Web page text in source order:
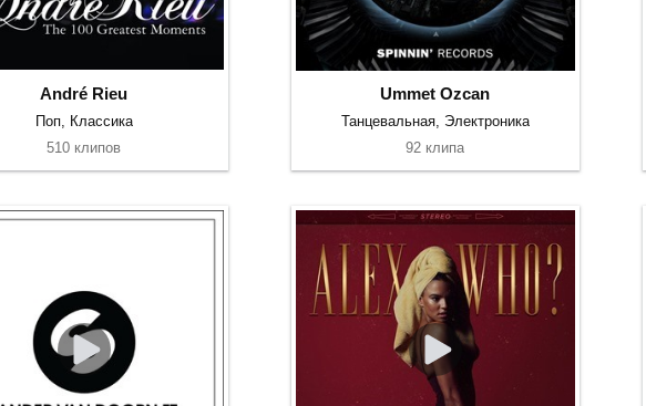
André Rieu
Поп, Классика
510 клипов
Ummet Ozcan
Танцевальная, Электроника
92 клипа